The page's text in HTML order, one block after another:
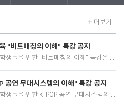
"비트매칭의 이해" 특강 공지
글로벌K-POP전공 재학생들을 위한 "비트매칭의 이해" 특강을 실시하오니 아래 내용을..
공연 무대시스템의 이해" 특강 공지
글로벌K-POP전공 재학생들을 위한 K-POP 공연 무대시스템의 이해 특강을 실시하오니 아..
더보기